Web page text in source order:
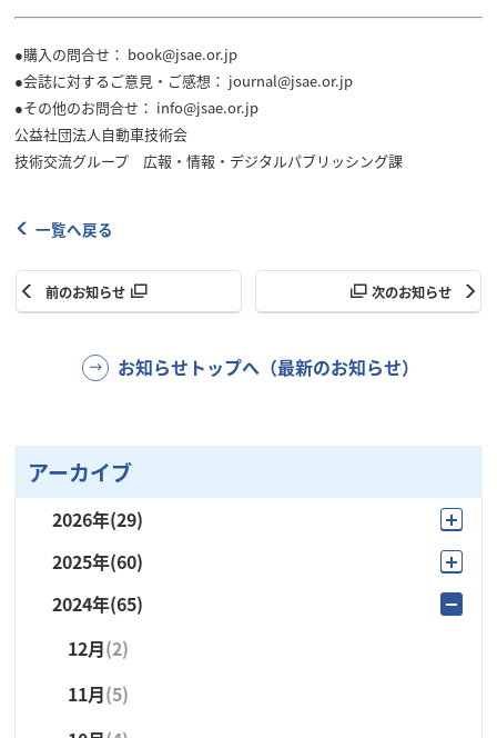
●購入の問合せ： book@jsae.or.jp
●会誌に対するご意見・ご感想： journal@jsae.or.jp
●その他のお問合せ： info@jsae.or.jp
公益社団法人自動車技術会
技術交流グループ 広報・情報・デジタルパブリッシング課
一覧へ戻る
前のお知らせ 次のお知らせ
お知らせトップへ（最新のお知らせ）
アーカイブ
2026年(29)
8月(4)
7月(6)
6月(1)
5月(4)
2025年(60)
12月(4)
11月(3)
10月(9)
2024年(65)
12月(2)
11月(5)